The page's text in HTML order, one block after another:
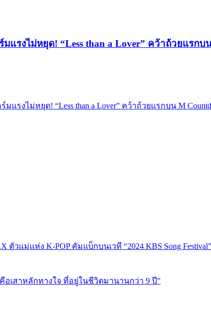
แรงไม่หยุด! “Less than a Lover” คว้าถ้วยแรก
แรงไม่หยุด! “Less than a Lover” คว้าถ้วยแรกบน M
ตัวแม่แห่ง K-POP คัมแบ็กบนเวที “2024 KBS Song Festival”
อเสาหลักทางใจ ที่อยู่ในชีวิตมานานกว่า 9 ปี”